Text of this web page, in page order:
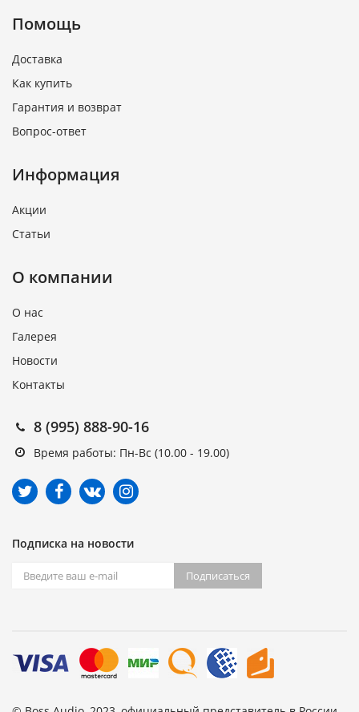
Помощь
Доставка
Как купить
Гарантия и возврат
Вопрос-ответ
Информация
Акции
Статьи
О компании
О нас
Галерея
Новости
Контакты
8 (995) 888-90-16
Время работы: Пн-Вс (10.00 - 19.00)
Подписка на новости
Подписаться